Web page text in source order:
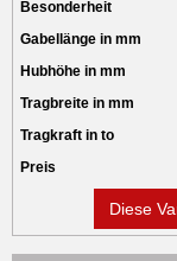
Diese